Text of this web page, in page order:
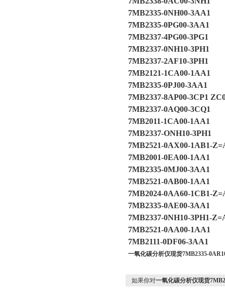
7MB2335-0NH00-3AA1
7MB2335-0PG00-3AA1
7MB2337-4PG00-3PG1
7MB2337-0NH10-3PH1
7MB2337-2AF10-3PH1
7MB2121-1CA00-1AA1
7MB2335-0PJ00-3AA1
7MB2337-8AP00-3CP1
7MB2337-0AQ00-3CQ1
7MB2011-1CA00-1AA1
7MB2337-ONH10-3PH1
7MB2521-0AX00-1AB1-
7MB2001-0EA00-1AA1
7MB2335-0MJ00-3AA1
7MB2521-0AB00-1AA1
7MB2024-0AA60-1CB1-
7MB2335-0AE00-3AA1
7MB2337-0NH10-3PH1-
7MB2521-0AA00-1AA1
7MB2111-0DF06-3AA1
一氧化碳分析仪现货7MB2335-
如果你对一氧化碳分析仪现货